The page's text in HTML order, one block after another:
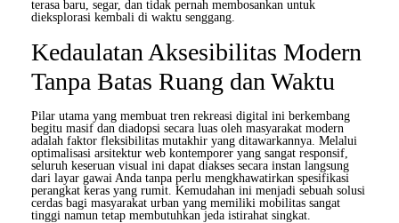
terasa baru, segar, dan tidak pernah membosankan untuk
dieksplorasi kembali di waktu senggang.
Kedaulatan Aksesibilitas Modern
Tanpa Batas Ruang dan Waktu
Pilar utama yang membuat tren rekreasi digital ini berkembang
begitu masif dan diadopsi secara luas oleh masyarakat modern
adalah faktor fleksibilitas mutakhir yang ditawarkannya. Melalui
optimalisasi arsitektur web kontemporer yang sangat responsif,
seluruh keseruan visual ini dapat diakses secara instan langsung
dari layar gawai Anda tanpa perlu mengkhawatirkan spesifikasi
perangkat keras yang rumit. Kemudahan ini menjadi sebuah solusi
cerdas bagi masyarakat urban yang memiliki mobilitas sangat
tinggi namun tetap membutuhkan jeda istirahat singkat.